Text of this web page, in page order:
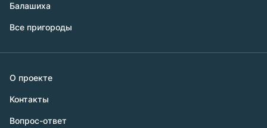
Балашиха
Все пригороды
О проекте
Контакты
Вопрос-ответ